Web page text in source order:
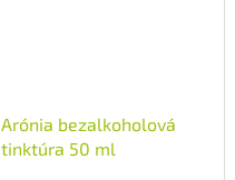
Arónia bezalkoholová
tinktúra 50 ml